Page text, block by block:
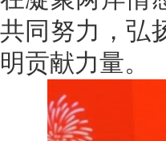
共同努力，弘
明贡献力量。